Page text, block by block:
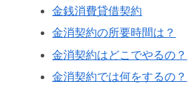
金銭消費貸借契約
金消契約の所要時間は？
金消契約はどこでやるの？
金消契約では何をするの？